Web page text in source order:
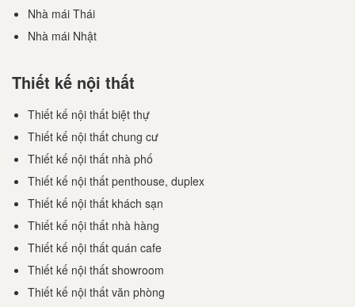
Nhà mái Thái
Nhà mái Nhật
Thiết kế nội thất
Thiết kế nội thất biệt thự
Thiết kế nội thất chung cư
Thiết kế nội thất nhà phố
Thiết kế nội thất penthouse, duplex
Thiết kế nội thất khách sạn
Thiết kế nội thất nhà hàng
Thiết kế nội thất quán cafe
Thiết kế nội thất showroom
Thiết kế nội thất văn phòng